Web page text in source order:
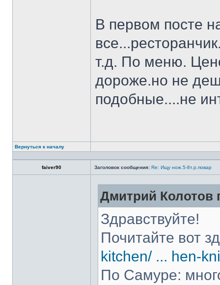
В первом посте
т.д. По меню.
дороже.но не
подобные....не
Вернуться к началу
faiver90 Заголовок сообщения: Re: Ищу нож.5-8т.р.повар
Дмитрий Колотов
Здравствуйте!
Почитайте вот
kitchen/ ... hen-
По Самуре: